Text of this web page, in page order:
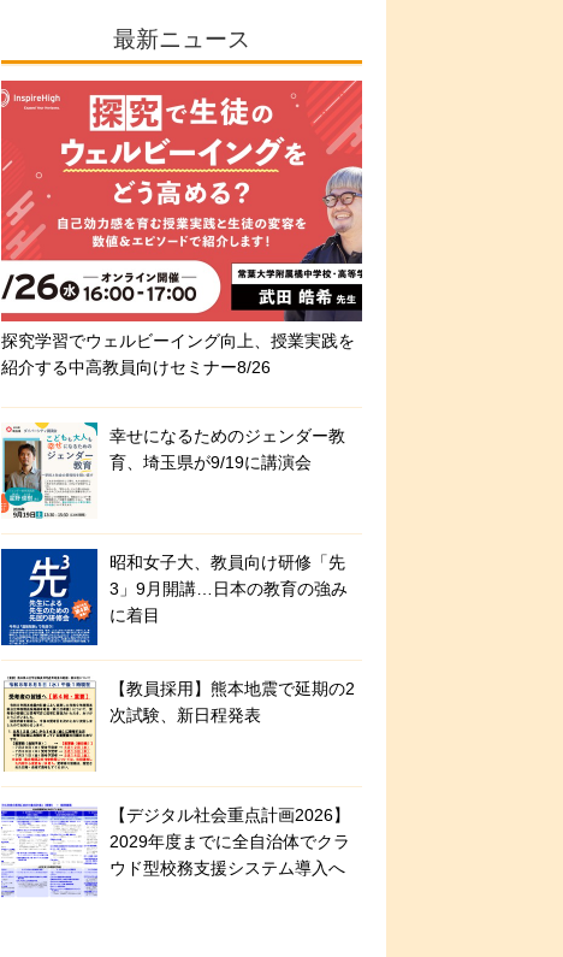
最新ニュース
探究学習でウェルビーイング向上、授業実践を
紹介する中高教員向けセミナー8/26
幸せになるためのジェンダー教
育、埼玉県が9/19に講演会
昭和女子大、教員向け研修「先
3」9月開講…日本の教育の強み
に着目
【教員採用】熊本地震で延期の2
次試験、新日程発表
【デジタル社会重点計画2026】
2029年度までに全自治体でクラ
ウド型校務支援システム導入へ